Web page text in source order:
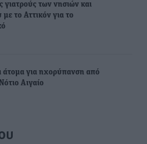
γιατρούς των νησιών και
το Αττικόν για το
άτομα για ηχορύπανση από
Αιγαίο